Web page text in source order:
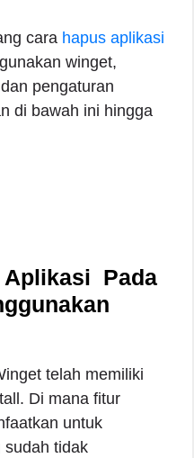
cara hapus aplikasi
winget,
pengaturan
di bawah ini hingga
Aplikasi Pada
telah memiliki
Di mana fitur
untuk
sudah tidak